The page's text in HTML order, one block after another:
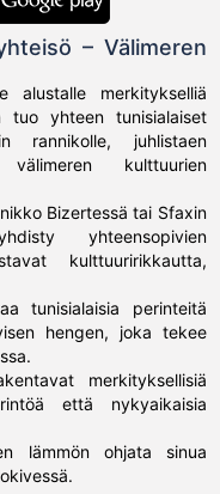
– Välimeren
alustalle merkitykselliä
tuo yhteen tunisialaiset
rannikolle, juhlistaen
kulttuurien
Bizertessä tai Sfaxin
yhteensopivien
kulttuuririkkautta,
tunisialaisia perinteitä
hengen, joka tekee
merkityksellisiä
että nykyaikaisia
lämmön ohjata sinua